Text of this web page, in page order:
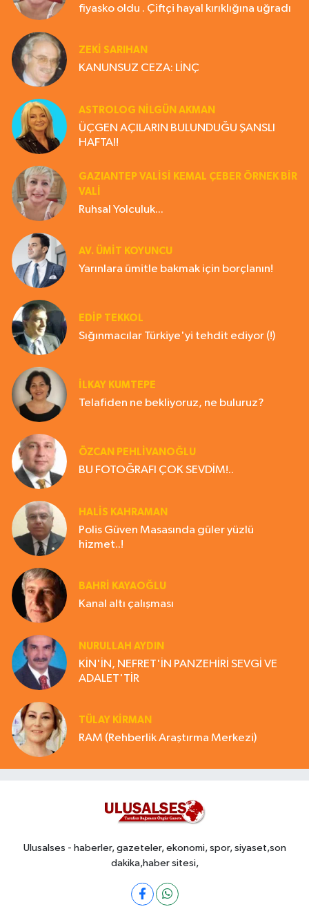
fiyasko oldu . Çiftçi hayal kırıklığına uğradı
ZEKI SARIHAN
KANUNSUZ CEZA: LİNÇ
ASTROLOG NILGÜN AKMAN
ÜÇGEN AÇILARIN BULUNDUĞU ŞANSLI
HAFTA!!
GAZIANTEP VALISI KEMAL ÇEBER ÖRNEK BİR
VALİ
Ruhsal Yolculuk...
AV. ÜMIT KOYUNCU
Yarınlara ümitle bakmak için borçlanın!
EDIP TEKKOL
Sığınmacılar Türkiye'yi tehdit ediyor (!)
İLKAY KUMTEPE
Telafiden ne bekliyoruz, ne buluruz?
ÖZCAN PEHLİVANOĞLU
BU FOTOĞRAFI ÇOK SEVDİM!..
HALIS KAHRAMAN
Polis Güven Masasında güler yüzlü
hizmet..!
BAHRI KAYAOĞLU
Kanal altı çalışması
NURULLAH AYDIN
KİN'İN, NEFRET'İN PANZEHİRİ SEVGİ VE
ADALET'TİR
TÜLAY KİRMAN
RAM (Rehberlik Araştırma Merkezi)
Ulusalses - haberler, gazeteler, ekonomi, spor, siyaset,son
dakika,haber sitesi,